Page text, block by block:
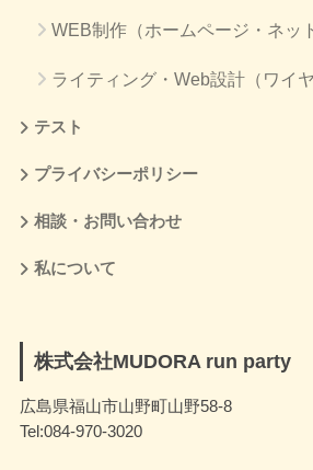
WEB制作（ホームページ・ネッ
ライティング・Web設計（ワイ
テスト
プライバシーポリシー
相談・お問い合わせ
私について
株式会社MUDORA run party
広島県福山市山野町山野58-8
Tel:084-970-3020